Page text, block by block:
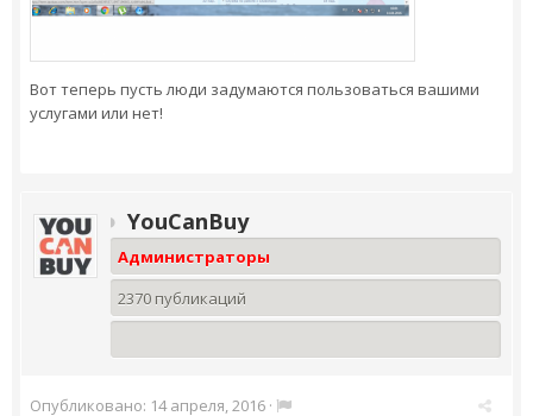
Вот теперь пусть люди задумаются пользоваться вашими
услугами или нет!
YouCanBuy
Администраторы
2370 публикаций
Опубликовано: 14 апреля, 2016 ·